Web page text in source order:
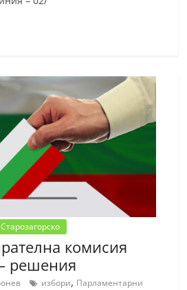
Старозагорско
комисия
решения
избори, Парламентарни